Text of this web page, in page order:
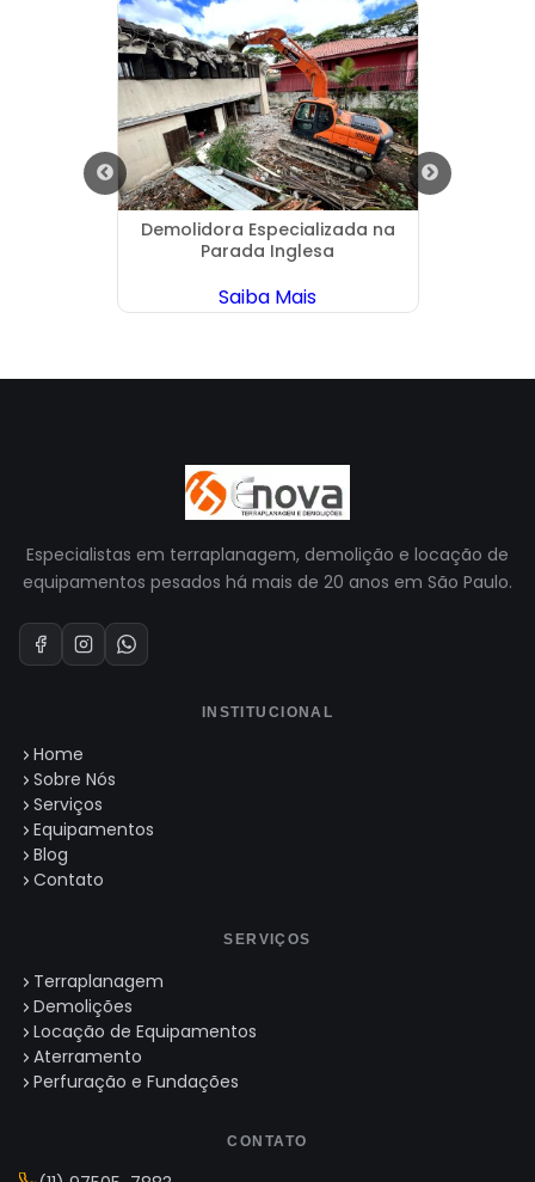
Demolidora Especializada na
Parada Inglesa
Saiba Mais
Especialistas em terraplanagem, demolição e locação de
equipamentos pesados há mais de 20 anos em São Paulo.
INSTITUCIONAL
Home
Sobre Nós
Serviços
Equipamentos
Blog
Contato
SERVIÇOS
Terraplanagem
Demolições
Locação de Equipamentos
Aterramento
Perfuração e Fundações
CONTATO